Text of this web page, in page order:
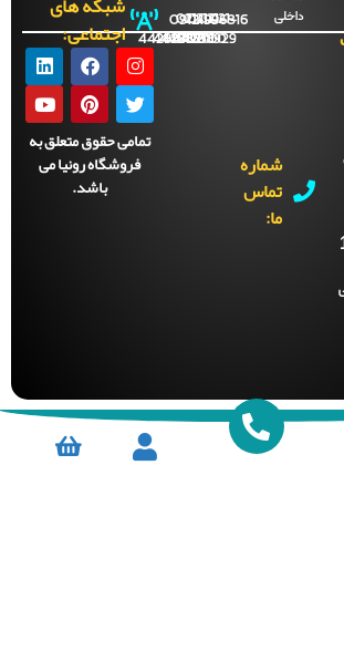
شماره
تماس
09121996816
021-
44288929
021-
44288700
021-
44288701
021-
44288702
اجتماعی:
تمامی حقوق متعلق به
فروشگاه رونیا می
باشد.